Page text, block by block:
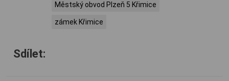
Městský obvod Plzeň 5 Křimice
zámek Křimice
Sdílet: